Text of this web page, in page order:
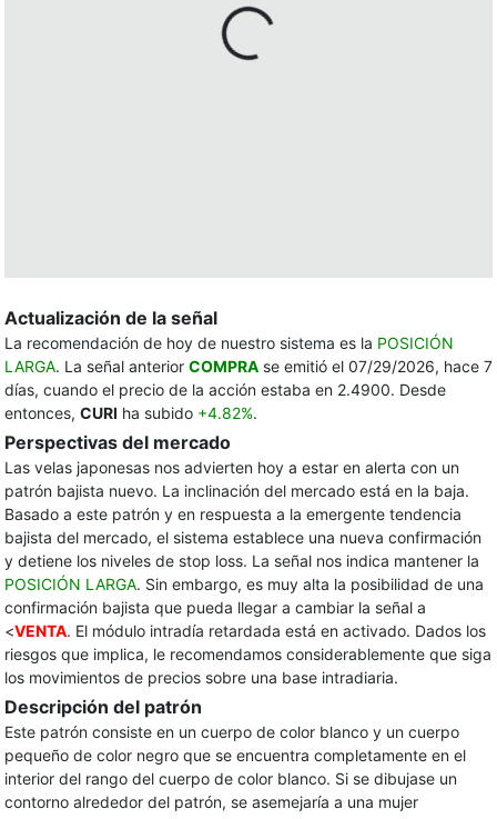
Actualización de la señal
La recomendación de hoy de nuestro sistema es la POSICIÓN
LARGA. La señal anterior COMPRA se emitió el 07/29/2026, hace 7
días, cuando el precio de la acción estaba en 2.4900. Desde
entonces, CURI ha subido +4.82%.
Perspectivas del mercado
Las velas japonesas nos advierten hoy a estar en alerta con un
patrón bajista nuevo. La inclinación del mercado está en la baja.
Basado a este patrón y en respuesta a la emergente tendencia
bajista del mercado, el sistema establece una nueva confirmación
y detiene los niveles de stop loss. La señal nos indica mantener la
POSICIÓN LARGA. Sin embargo, es muy alta la posibilidad de una
confirmación bajista que pueda llegar a cambiar la señal a
<VENTA. El módulo intradía retardada está en activado. Dados los
riesgos que implica, le recomendamos considerablemente que siga
los movimientos de precios sobre una base intradiaria.
Descripción del patrón
Este patrón consiste en un cuerpo de color blanco y un cuerpo
pequeño de color negro que se encuentra completamente en el
interior del rango del cuerpo de color blanco. Si se dibujase un
contorno alrededor del patrón, se asemejaría a una mujer